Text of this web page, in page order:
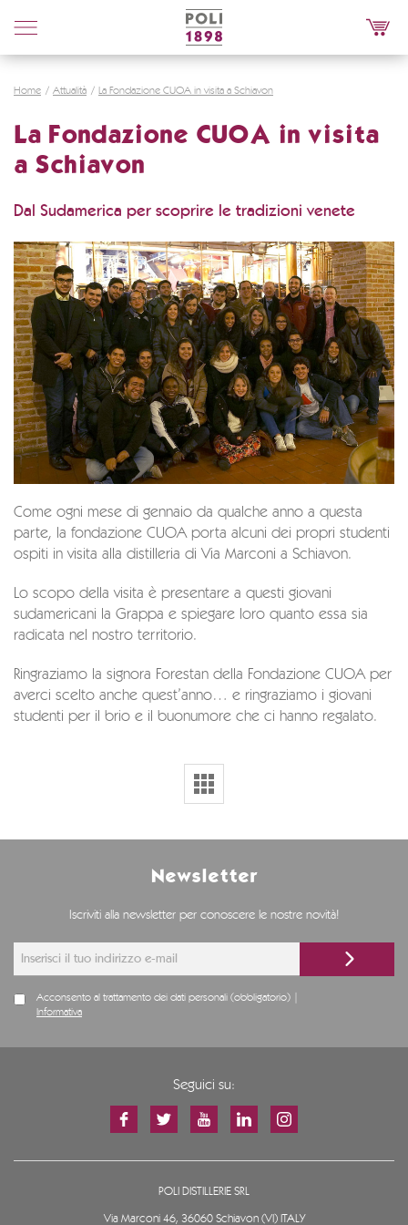
Poli
Distillerie
Home Attualità La Fondazione CUOA in visita a Schiavon
La Fondazione CUOA in visita
a Schiavon
Dal Sudamerica per scoprire le tradizioni venete
Come ogni mese di gennaio da qualche anno a questa
parte, la fondazione CUOA porta alcuni dei propri studenti
ospiti in visita alla distilleria di Via Marconi a Schiavon.
Lo scopo della visita è presentare a questi giovani
sudamericani la Grappa e spiegare loro quanto essa sia
radicata nel nostro territorio.
Ringraziamo la signora Forestan della Fondazione CUOA per
averci scelto anche quest’anno… e ringraziamo i giovani
studenti per il brio e il buonumore che ci hanno regalato.
Newsletter
Iscriviti alla newsletter per conoscere le nostre novità!
Acconsento al trattamento dei dati personali (obbligatorio) |
Informativa
Seguici su:
POLI DISTILLERIE SRL
Via Marconi 46, 36060 Schiavon (VI) ITALY